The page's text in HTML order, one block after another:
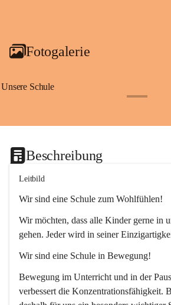
Fotogalerie
Unsere Schule
Beschreibung
Leitbild
Wir sind eine Schule zum Wohlfühlen!
Wir möchten, dass alle Kinder gerne in
gehen. Jeder wird in seiner
Wir sind eine Schule in Bewegung!
Bewegung im Unterricht und in der
verbessert die Konzentrationsfähigkeit.